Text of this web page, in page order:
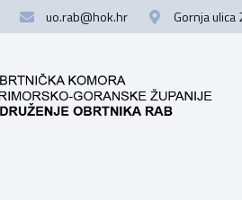
uo.rab@hok.hr Gornja ulica